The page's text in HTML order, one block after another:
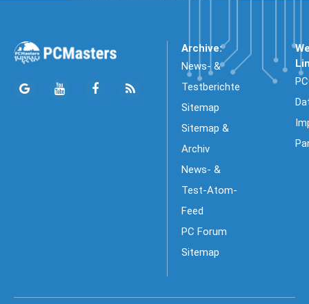
Archive:
News- &
Testberichte
Sitemap
Sitemap &
Archiv
News- &
Test-Atom-
Feed
PC Forum
Sitemap